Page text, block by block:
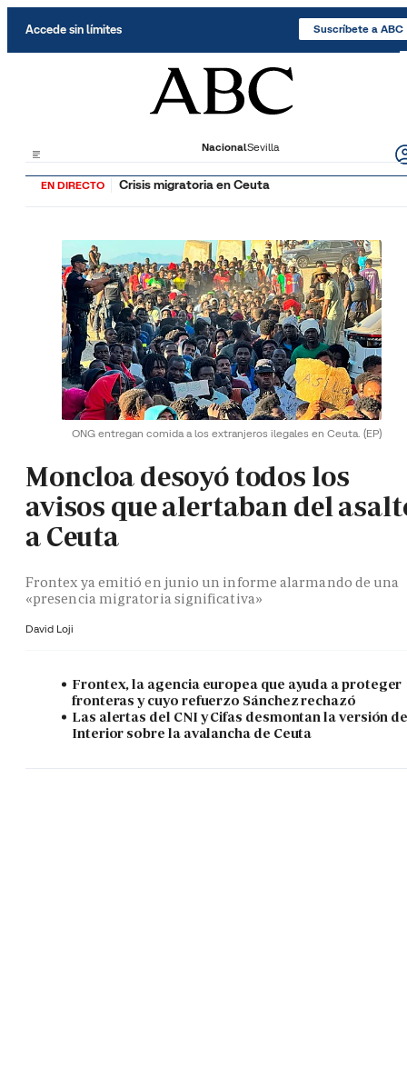
Accede sin límites Suscríbete a ABC
NacionalSevilla
EN DIRECTO Crisis migratoria en Ceuta
ONG entregan comida a los extranjeros ilegales en Ceuta. (EP)
Moncloa desoyó todos los
avisos que alertaban del
a Ceuta
Frontex ya emitió en junio un informe alarmando de una
«presencia migratoria significativa»
David Loji
Frontex, la agencia europea que ayuda a proteger
fronteras y cuyo refuerzo Sánchez rechazó
Las alertas del CNI y Cifas desmontan la versión
Interior sobre la avalancha de Ceuta